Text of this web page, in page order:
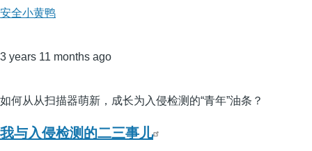
安全小黄鸭
3 years 11 months ago
如何从从扫描器萌新，成长为入侵检测的“青年”油条？
我与入侵检测的二三事儿